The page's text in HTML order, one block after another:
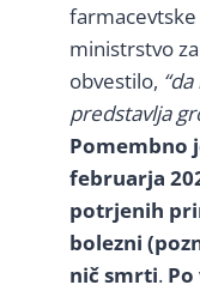
farmacevtske
ministrstvo
obvestilo,
predstavlja
Pomembno
februarja
potrjenih
bolezni
nič smrti.